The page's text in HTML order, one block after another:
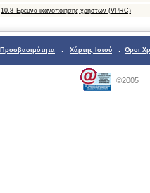
10.8 Έρευνα ικανοποίησης χρηστών (VPRC)
Προσβασιμότητα : Χάρτης Ιστού : Όροι
©2005